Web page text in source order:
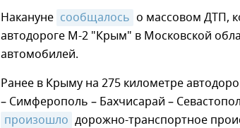
Накануне сообщалось о массовом ДТП,
автодороге М-2 "Крым" в Московской
автомобилей.
Ранее в Крыму на 275 километре
– Симферополь – Бахчисарай –
произошло дорожно-транспортное